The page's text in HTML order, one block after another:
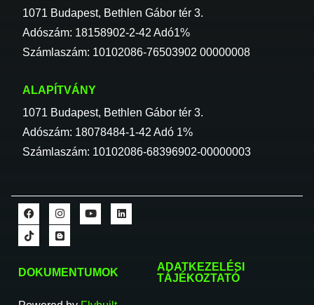
1071 Budapest, Bethlen Gábor tér 3.
Adószám: 18158902-2-42 Adó1%
Számlaszám: 10102086-76503902 00000008
ALAPÍTVÁNY
1071 Budapest, Bethlen Gábor tér 3.
Adószám: 18078484-1-42 Adó 1%
Számlaszám: 10102086-68396902-00000003
DOKUMENTUMOK
ADATKEZELÉSI
TÁJÉKOZTATÓ